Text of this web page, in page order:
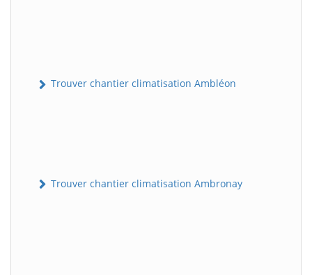
Trouver chantier climatisation Ambléon
Trouver chantier climatisation Ambronay